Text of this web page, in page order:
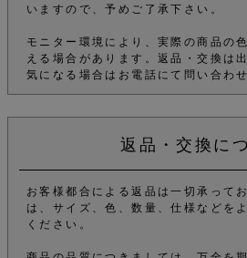
いますので、予めご了承下さい。
モニター環境により、実際の商品の
える場合があります。返品・交換は
気になる場合はお電話にて問い合わ
返品・交換に
お客様都合による返品は一切承って
は、サイズ、色、数量、仕様などを
ください。